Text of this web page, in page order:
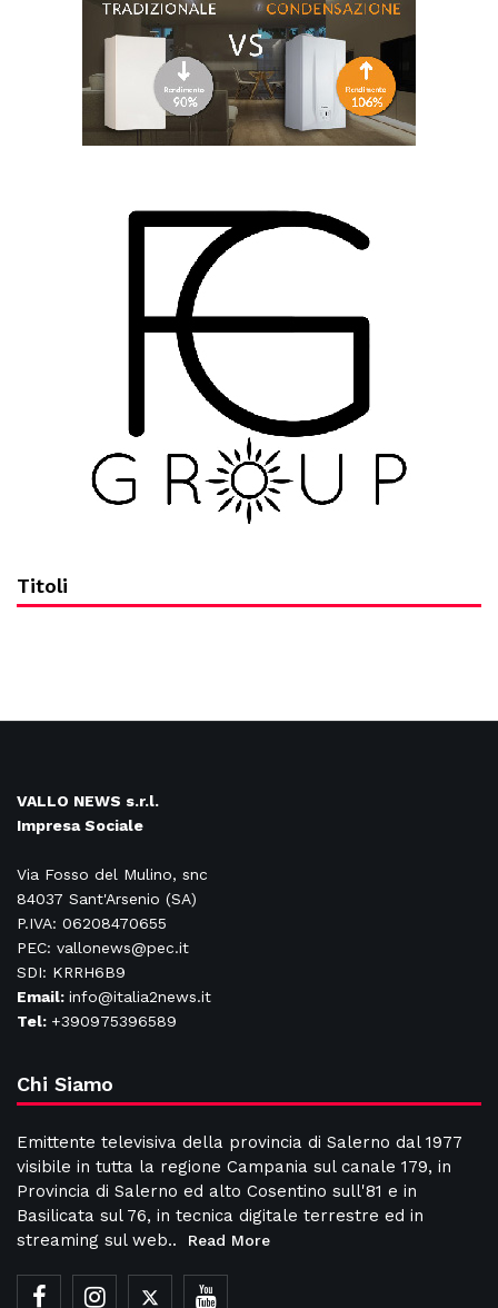
Titoli
VALLO NEWS s.r.l.
Impresa Sociale
Via Fosso del Mulino, snc
84037 Sant'Arsenio (SA)
P.IVA: 06208470655
PEC: vallonews@pec.it
SDI: KRRH6B9
Email: info@italia2news.it
Tel: +390975396589
Chi Siamo
Emittente televisiva della provincia di Salerno dal 1977
visibile in tutta la regione Campania sul canale 179, in
Provincia di Salerno ed alto Cosentino sull'81 e in
Basilicata sul 76, in tecnica digitale terrestre ed in
streaming sul web..
Read More